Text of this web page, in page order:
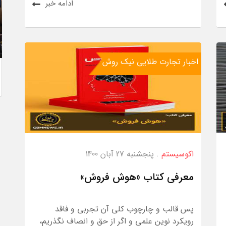
ادامه خبر
اخبار تجارت طلایی نیک روش
اکوسیستم . پنجشنبه 27 آبان 1400
معرفی کتاب «هوش فروش»
پس قالب و چارچوب کلی آن تجربی و فاقد
رویکرد نوین علمی و اگر از حق و انصاف نگذریم،